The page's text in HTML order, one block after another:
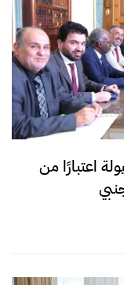
اعتبارًا من